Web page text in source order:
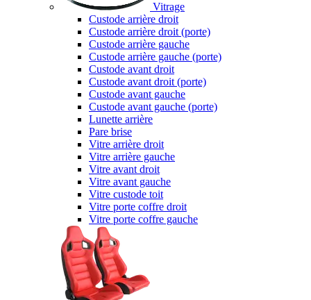
Vitrage
Custode arrière droit
Custode arrière droit (porte)
Custode arrière gauche
Custode arrière gauche (porte)
Custode avant droit
Custode avant droit (porte)
Custode avant gauche
Custode avant gauche (porte)
Lunette arrière
Pare brise
Vitre arrière droit
Vitre arrière gauche
Vitre avant droit
Vitre avant gauche
Vitre custode toit
Vitre porte coffre droit
Vitre porte coffre gauche